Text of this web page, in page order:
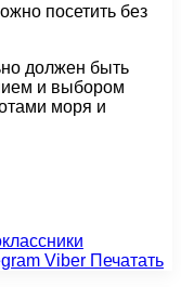
посетить без
должен быть
и выбором
моря и
Viber Печатать